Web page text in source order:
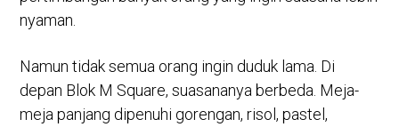
nyaman.
Namun tidak semua orang ingin duduk lama. Di
depan Blok M Square, suasananya berbeda. Meja-
meja panjang dipenuhi gorengan, risol, pastel,